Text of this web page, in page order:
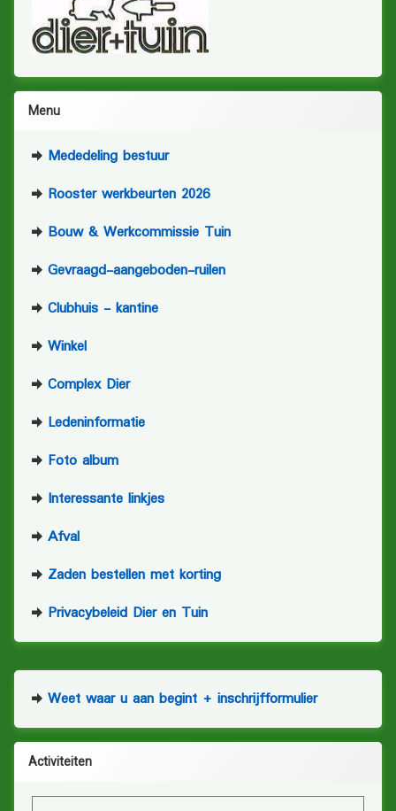
Menu
Mededeling bestuur
Rooster werkbeurten 2026
Bouw & Werkcommissie Tuin
Gevraagd-aangeboden-ruilen
Clubhuis - kantine
Winkel
Complex Dier
Ledeninformatie
Foto album
Interessante linkjes
Afval
Zaden bestellen met korting
Privacybeleid Dier en Tuin
Weet waar u aan begint + inschrijfformulier
Activiteiten